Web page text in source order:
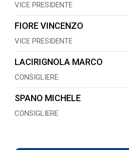
VICE PRESIDENTE
FIORE VINCENZO
VICE PRESIDENTE
LACIRIGNOLA MARCO
CONSIGLIERE
SPANO MICHELE
CONSIGLIERE